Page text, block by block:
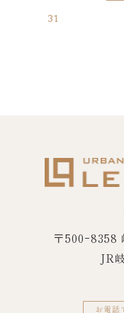
31
〒500ｰ8358
JR
お電話